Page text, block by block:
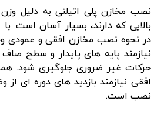
نصب مخازن پلی اتیلنی به دلیل
بالایی که دارند، بسیار آسان است.
در نحوه نصب مخازن افقی و عمودی
نیازمند پایه‌ های پایدار و سطح
حرکات غیر ضروری جلوگیری شود.
افقی نیازمند بازدید های دوره‌ ای
نصب است.